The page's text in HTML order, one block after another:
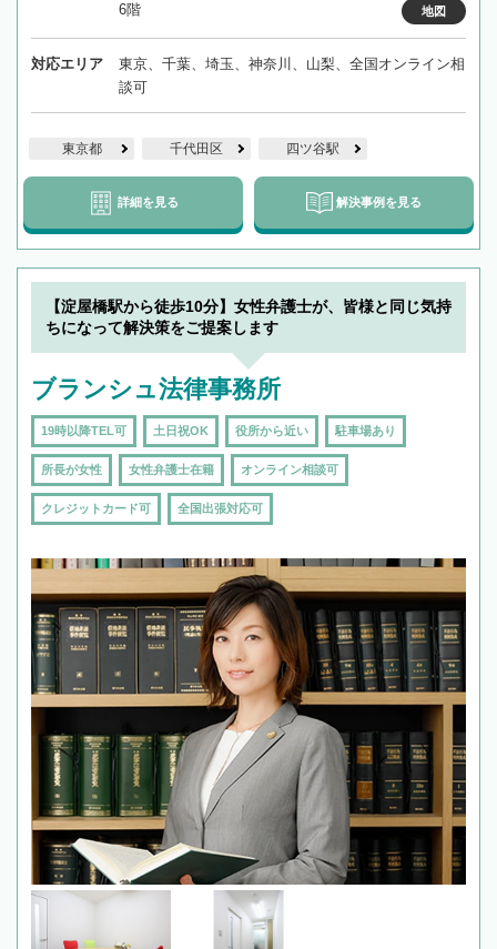
6階
地図
対応エリア
東京、千葉、埼玉、神奈川、山梨、全国オンライン相
談可
東京都 千代田区 四ツ谷駅
詳細を見る 解決事例を見る
【淀屋橋駅から徒歩10分】女性弁護士が、皆様と同じ気持
ちになって解決策をご提案します
ブランシュ法律事務所
19時以降TEL可 土日祝OK 役所から近い 駐車場あり
所長が女性 女性弁護士在籍 オンライン相談可
クレジットカード可 全国出張対応可